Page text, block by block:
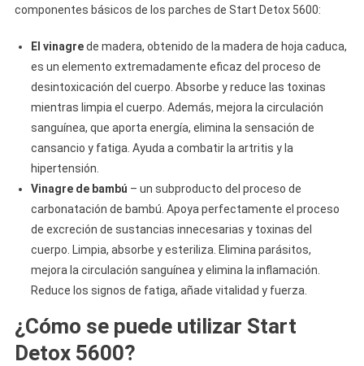
componentes básicos de los parches de Start Detox 5600:
El vinagrede madera, obtenido de la madera de hoja caduca,
es un elemento extremadamente eficaz del proceso de
desintoxicación del cuerpo. Absorbe y reduce las toxinas
mientras limpia el cuerpo. Además, mejora la circulación
sanguínea, que aporta energía, elimina la sensación de
cansancio y fatiga. Ayuda a combatir la artritis y la
hipertensión.
Vinagre de bambú – un subproducto del proceso de
carbonatación de bambú. Apoya perfectamente el proceso
de excreción de sustancias innecesarias y toxinas del
cuerpo. Limpia, absorbe y esteriliza. Elimina parásitos,
mejora la circulación sanguínea y elimina la inflamación.
Reduce los signos de fatiga, añade vitalidad y fuerza.
¿Cómo se puede utilizar Start
Detox 5600?